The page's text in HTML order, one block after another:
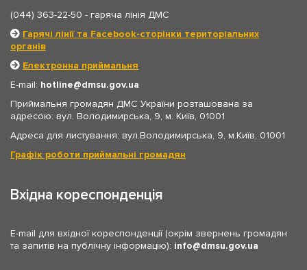
(044) 363-22-50 - гаряча лінія ДМС
Гарячі лінії та Facebook-сторінки територіальних
органів
Електронна приймальня
E-mail: hotline
dmsu.gov.ua
Приймальня громадян ДМС України розташована за
адресою: вул. Володимирська, 9, м. Київ, 01001
Адреса для листування: вул.Володимирська, 9, м.Київ, 01001
Графік роботи приймальні громадян
Вхідна кореспонденція
E-mail для вхідної кореспонденції (окрім звернень громадян
та запитів на публічну інформацію): info dmsu.gov.ua